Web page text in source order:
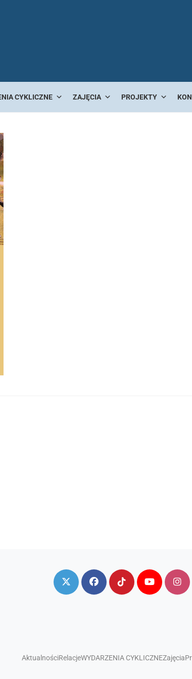
CYKLICZNE ZAJĘCIA PROJEKTY
AktualnościRelacjeWYDARZENIA CYKLICZNEZajęcia